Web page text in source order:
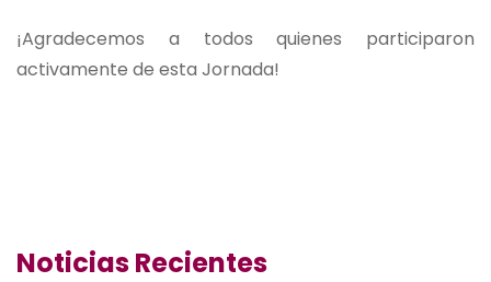
¡Agradecemos a todos quienes participaron
activamente de esta Jornada!
Noticias Recientes